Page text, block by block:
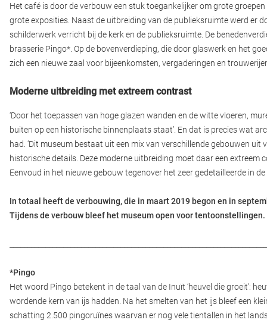
Het café is door de verbouw een stuk toegankelijker om grote
grote exposities. Naast de uitbreiding van de publieksruimte werd er
schilderwerk verricht bij de kerk en de publieksruimte. De
brasserie Pingo*. Op de bovenverdieping, die door glaswerk en het
zich een nieuwe zaal voor bijeenkomsten, vergaderingen en
Moderne uitbreiding met extreem contrast
‘Door het toepassen van hoge glazen wanden en de witte vloeren,
buiten op een historische binnenplaats staat’. En dat is precies wat
had. ‘Dit museum bestaat uit een mix van verschillende gebouwen uit
historische details. Deze moderne uitbreiding moet daar een extreem
Eenvoud in het nieuwe gebouw tegenover het zeer gedetailleerde in de
In totaal heeft de verbouwing, die in maart 2019 begon en in
Tijdens de verbouw bleef het museum open voor tentoonstellingen.
*Pingo
Het woord Pingo betekent in de taal van de Inuït ‘heuvel die groeit’:
wordende kern van ijs hadden. Na het smelten van het ijs bleef een
schatting 2.500 pingoruïnes waarvan er nog vele tientallen in het